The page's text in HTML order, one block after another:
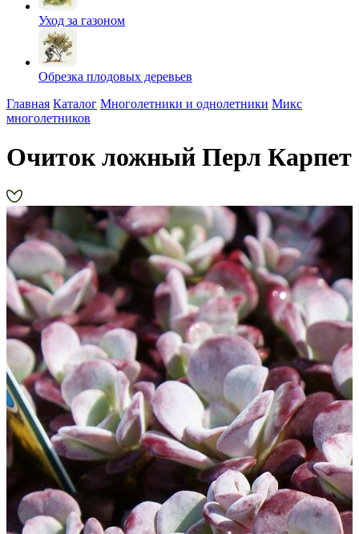
Уход за газоном
Обрезка плодовых деревьев
Главная Каталог Многолетники и однолетники Микс
многолетников
Очиток ложный Перл Карпет